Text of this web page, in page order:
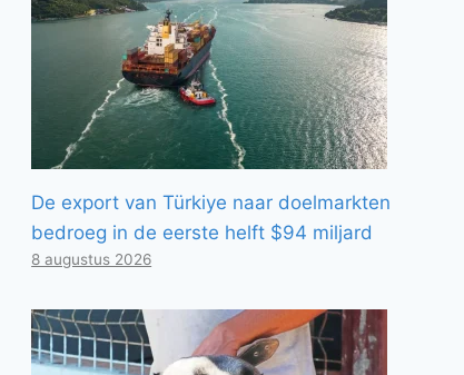
De export van Türkiye naar doelmarkten
bedroeg in de eerste helft $94 miljard
8 augustus 2026